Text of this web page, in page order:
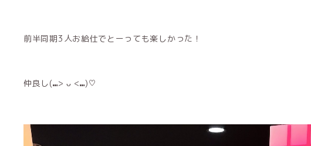
前半同期3人お給仕でとーっても楽しかった！
仲良し(⑉> ᴗ <⑉)♡